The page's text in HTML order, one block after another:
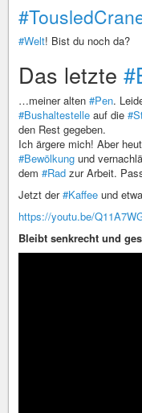
#Welt! Bist du noch da?
Das letzte
…meiner alten #Pen.
#Bushaltestelle auf die
den Rest gegeben.
Ich ärgere mich! Aber
#Bewölkung und
dem #Rad zur Arbeit.
Jetzt der#Kaffee und
https://youtu.be/
Bleibt senkrecht und